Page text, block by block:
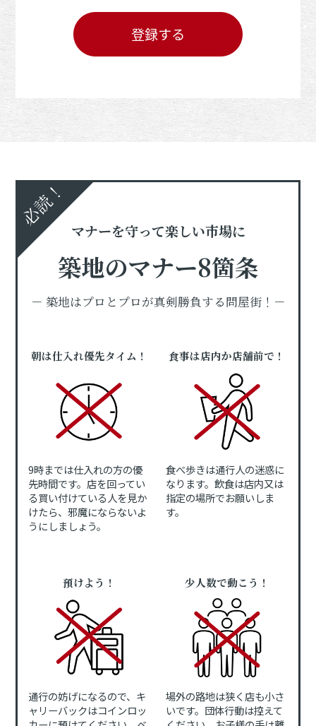
登録する
必読！
マナーを守って楽しい市場に
築地のマナー8箇条
－ 築地はプロとプロが真剣勝負する問屋街！－
朝は仕入れ優先タイム！
9時までは仕入れの方の優
先時間です。店を回ってい
る買い付けている人を見か
けたら、邪魔にならないよ
うにしましょう。
食事は店内か店舗前で！
食べ歩きは通行人の迷惑に
なります。飲食は店内又は
指定の場所でお願いしま
す。
預けよう！
通行の妨げになるので、キ
ャリーバックはコインロッ
少人数で動こう！
場外の路地は狭く店も小さ
いです。団体行動は控えて